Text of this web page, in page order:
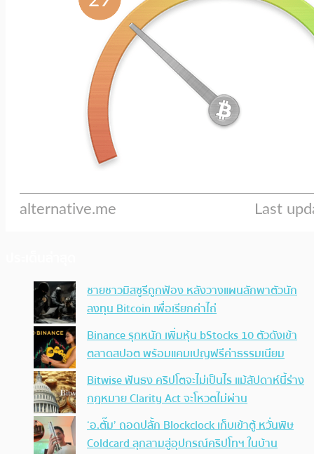
ชายชาวมิสซูรีถูกฟ้อง หลังวางแผนลักพาตัวนัก
ลงทุน Bitcoin เพื่อเรียกค่าไถ่
Binance รุกหนัก เพิ่มหุ้น bStocks 10 ตัวดังเข้า
ตลาดสปอต พร้อมแคมเปญฟรีค่าธรรมเนียม
Bitwise ฟันธง คริปโตจะไม่เป็นไร แม้สัปดาห์นี้ร่าง
กฎหมาย Clarity Act จะโหวตไม่ผ่าน
‘อ.ตั๊ม’ ถอดปลั้ก Blockclock เก็บเข้าตู้ หวั่นพิษ
Coldcard ลุกลามสู่อุปกรณ์คริปโทฯ ในบ้าน